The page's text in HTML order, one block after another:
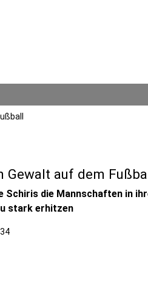
Gewalt auf dem
Schiris die Mannschaften in
stark erhitzen